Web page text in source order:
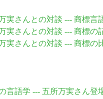
万実さんとの対談 --- 商標言
万実さんとの対談 --- 商標の
実さんとの対談 --- 商標の
言語学 --- 五所万実さん登